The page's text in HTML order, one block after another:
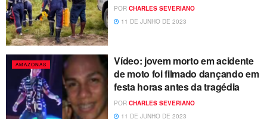
POR CHARLES SEVERIANO
11 DE JUNHO DE 2023
AMAZONAS
Vídeo: jovem morto em acidente
de moto foi filmado dançando em
festa horas antes da tragédia
POR CHARLES SEVERIANO
11 DE JUNHO DE 2023